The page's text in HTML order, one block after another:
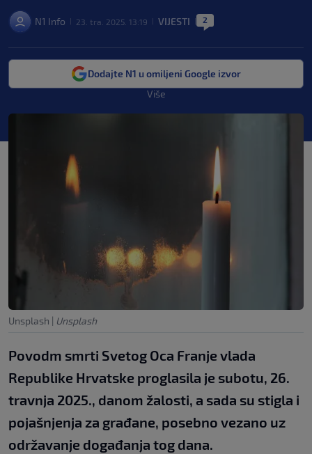
N1 Info 23. tra. 2025. 13:19 VIJESTI 2
Dodajte N1 u omiljeni Google izvor
Više
Unsplash | Unsplash
Povodm smrti Svetog Oca Franje vlada
Republike Hrvatske proglasila je subotu, 26.
travnja 2025., danom žalosti, a sada su stigla i
pojašnjenja za građane, posebno vezano uz
održavanje događanja tog dana.